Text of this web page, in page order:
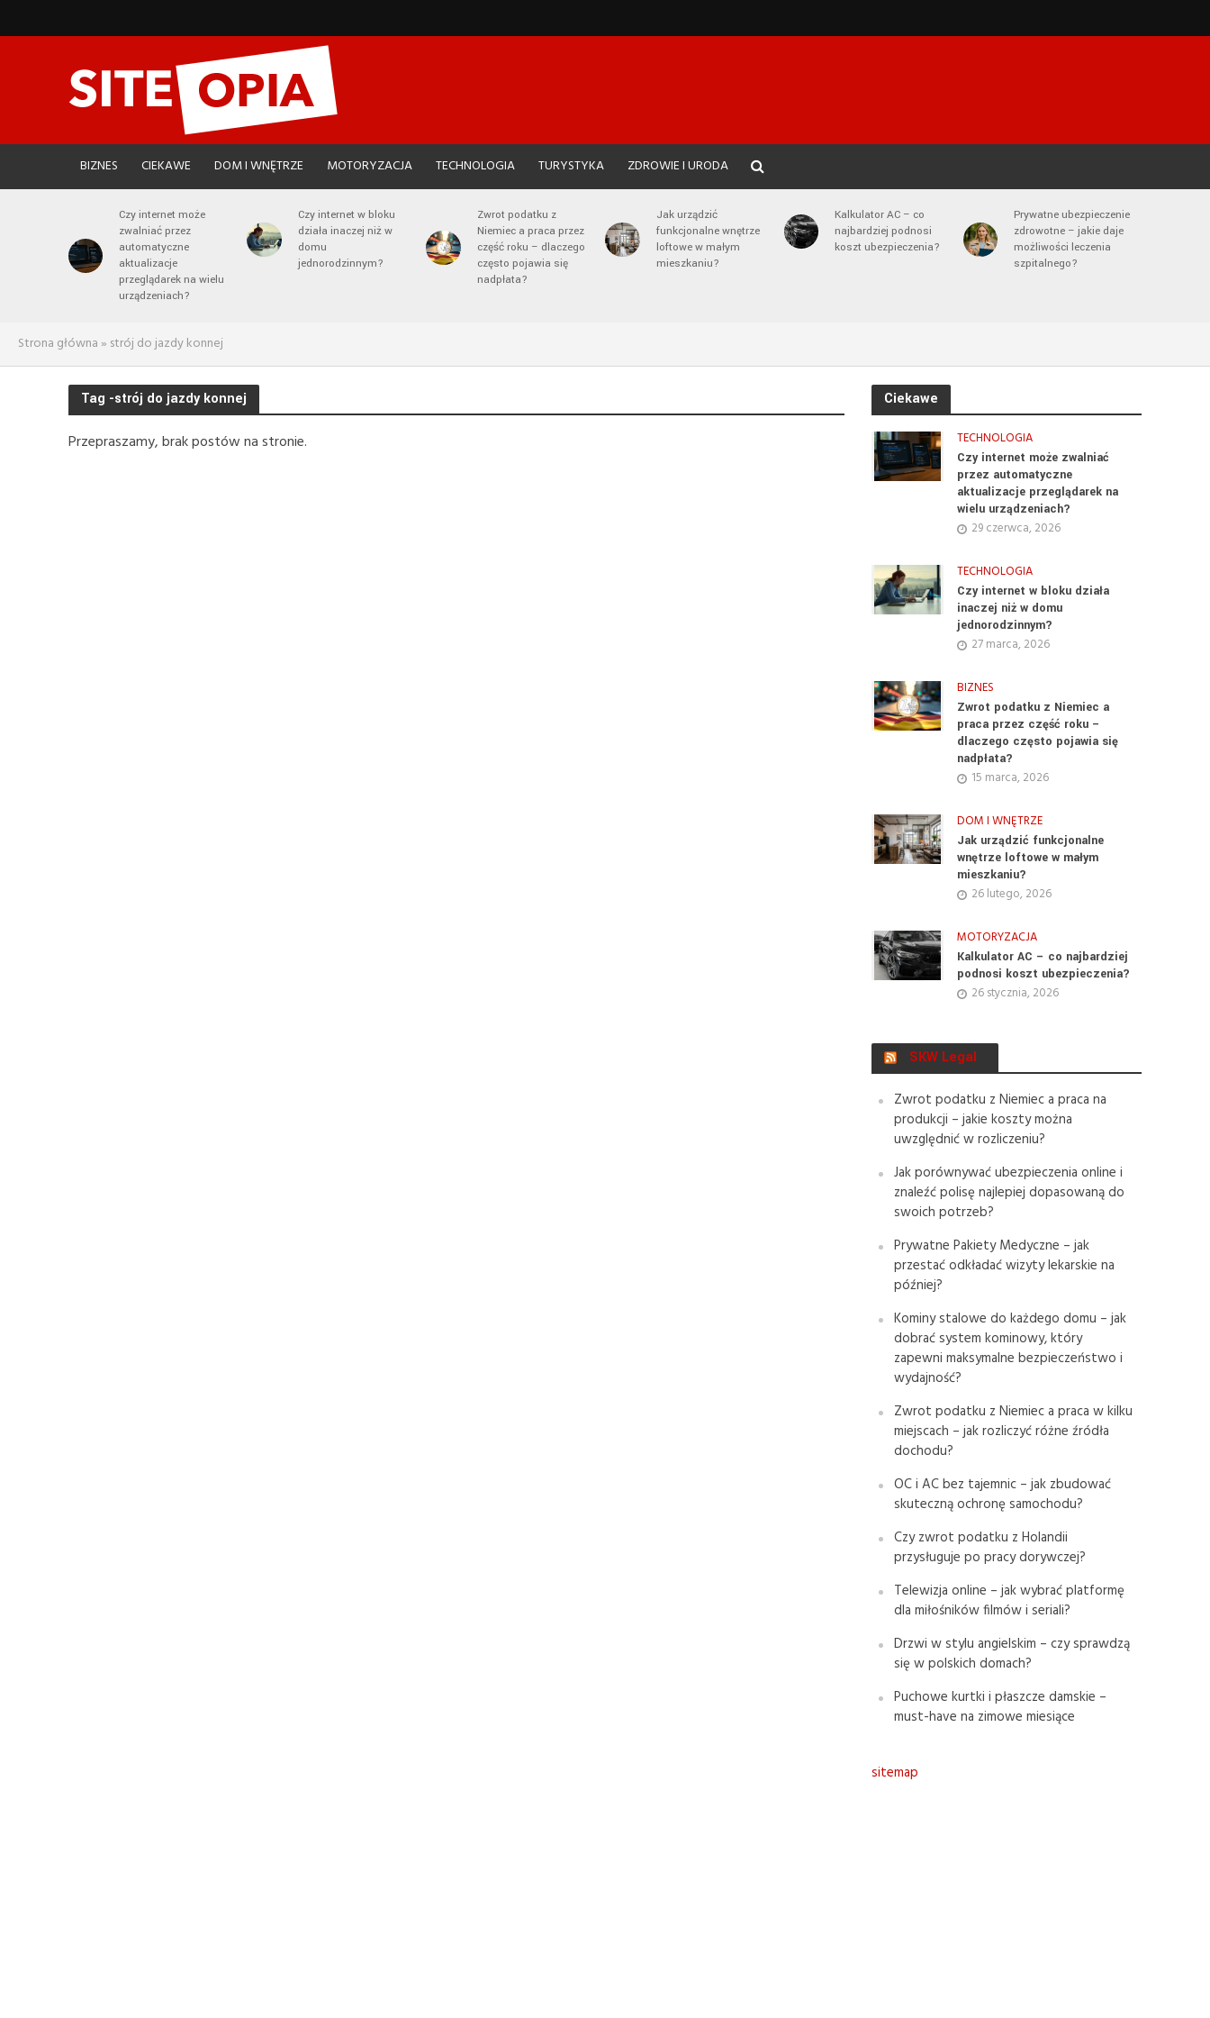
BIZNES CIEKAWE DOM I WNĘTRZE MOTORYZACJA TECHNOLOGIA TURYSTYKA ZDROWIE I URODA
Czy internet może
zwalniać przez
automatyczne
aktualizacje
przeglądarek na wielu
urządzeniach?
Czy internet w bloku
działa inaczej niż w
domu
jednorodzinnym?
Zwrot podatku z
Niemiec a praca przez
część roku – dlaczego
często pojawia się
nadpłata?
Jak urządzić
funkcjonalne wnętrze
loftowe w małym
mieszkaniu?
Kalkulator AC – co
najbardziej podnosi
koszt ubezpieczenia?
Prywatne ubezpieczenie
zdrowotne – jakie daje
możliwości leczenia
szpitalnego?
Strona główna » strój do jazdy konnej
Tag -strój do jazdy konnej
Przepraszamy, brak postów na stronie.
Ciekawe
TECHNOLOGIA
Czy internet może zwalniać
przez automatyczne
aktualizacje przeglądarek na
wielu urządzeniach?
29 czerwca, 2026
TECHNOLOGIA
Czy internet w bloku działa
inaczej niż w domu
jednorodzinnym?
27 marca, 2026
BIZNES
Zwrot podatku z Niemiec a
praca przez część roku –
dlaczego często pojawia się
nadpłata?
15 marca, 2026
DOM I WNĘTRZE
Jak urządzić funkcjonalne
wnętrze loftowe w małym
mieszkaniu?
26 lutego, 2026
MOTORYZACJA
Kalkulator AC – co najbardziej
podnosi koszt ubezpieczenia?
26 stycznia, 2026
SKW Legal
Zwrot podatku z Niemiec a praca na
produkcji – jakie koszty można
uwzględnić w rozliczeniu?
Jak porównywać ubezpieczenia online i
znaleźć polisę najlepiej dopasowaną do
swoich potrzeb?
Prywatne Pakiety Medyczne – jak
przestać odkładać wizyty lekarskie na
później?
Kominy stalowe do każdego domu – jak
dobrać system kominowy, który
zapewni maksymalne bezpieczeństwo i
wydajność?
Zwrot podatku z Niemiec a praca w kilku
miejscach – jak rozliczyć różne źródła
dochodu?
OC i AC bez tajemnic – jak zbudować
skuteczną ochronę samochodu?
Czy zwrot podatku z Holandii
przysługuje po pracy dorywczej?
Telewizja online – jak wybrać platformę
dla miłośników filmów i seriali?
Drzwi w stylu angielskim – czy sprawdzą
się w polskich domach?
Puchowe kurtki i płaszcze damskie –
must-have na zimowe miesiące
sitemap